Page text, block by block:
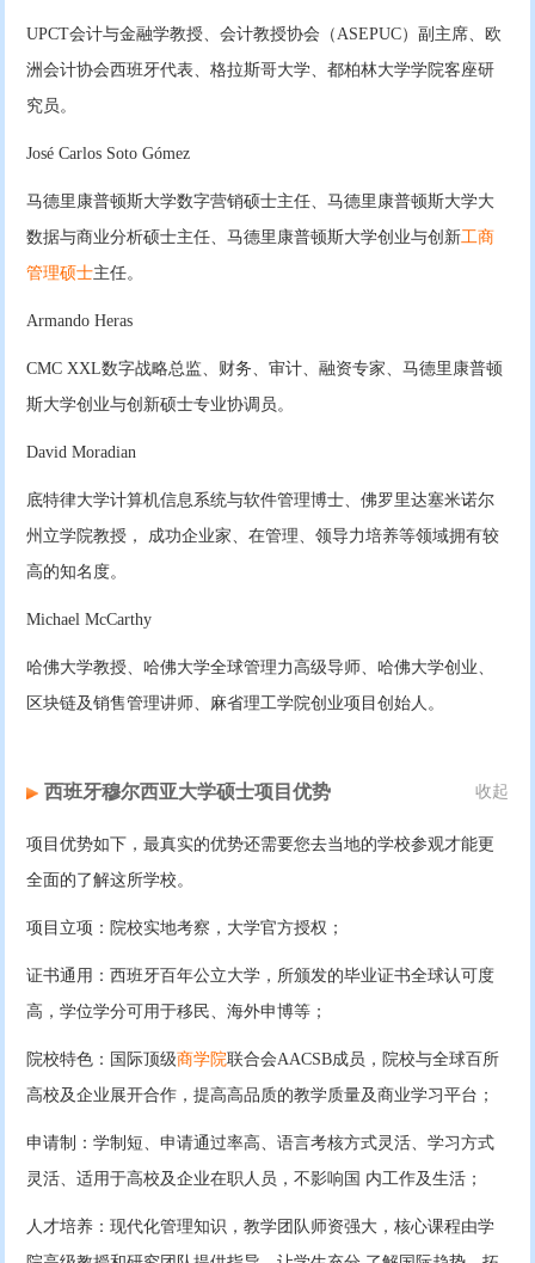
UPCT会计与金融学教授、会计教授协会（ASEPUC）副主席、欧
洲会计协会西班牙代表、格拉斯哥大学、都柏林大学学院客座研
究员。
José Carlos Soto Gómez
马德里康普顿斯大学数字营销硕士主任、马德里康普顿斯大学大
数据与商业分析硕士主任、马德里康普顿斯大学创业与创新工商
管理硕士主任。
Armando Heras
CMC XXL数字战略总监、财务、审计、融资专家、马德里康普顿
斯大学创业与创新硕士专业协调员。
David Moradian
底特律大学计算机信息系统与软件管理博士、佛罗里达塞米诺尔
州立学院教授， 成功企业家、在管理、领导力培养等领域拥有较
高的知名度。
Michael McCarthy
哈佛大学教授、哈佛大学全球管理力高级导师、哈佛大学创业、
区块链及销售管理讲师、麻省理工学院创业项目创始人。
西班牙穆尔西亚大学硕士项目优势 收起
项目优势如下，最真实的优势还需要您去当地的学校参观才能更
全面的了解这所学校。
项目立项：院校实地考察，大学官方授权；
证书通用：西班牙百年公立大学，所颁发的毕业证书全球认可度
高，学位学分可用于移民、海外申博等；
院校特色：国际顶级商学院联合会AACSB成员，院校与全球百所
高校及企业展开合作，提高高品质的教学质量及商业学习平台；
申请制：学制短、申请通过率高、语言考核方式灵活、学习方式
灵活、适用于高校及企业在职人员，不影响国 内工作及生活；
人才培养：现代化管理知识，教学团队师资强大，核心课程由学